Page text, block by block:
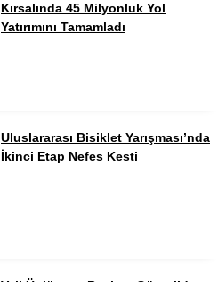
Kırsalında 45 Milyonluk Yol
Yatırımını Tamamladı
Uluslararası Bisiklet Yarışması’nda
İkinci Etap Nefes Kesti